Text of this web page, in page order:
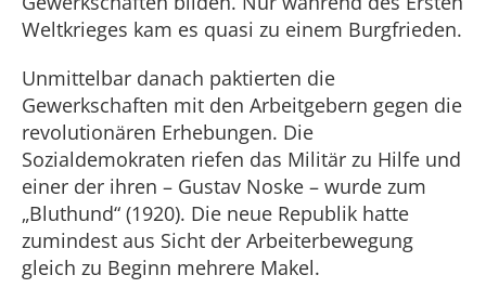
Weltkrieges kam es quasi zu einem Burgfrieden.
Unmittelbar danach paktierten die
Gewerkschaften mit den Arbeitgebern gegen die
revolutionären Erhebungen. Die
Sozialdemokraten riefen das Militär zu Hilfe und
einer der ihren – Gustav Noske – wurde zum
„Bluthund“ (1920). Die neue Republik hatte
zumindest aus Sicht der Arbeiterbewegung
gleich zu Beginn mehrere Makel.